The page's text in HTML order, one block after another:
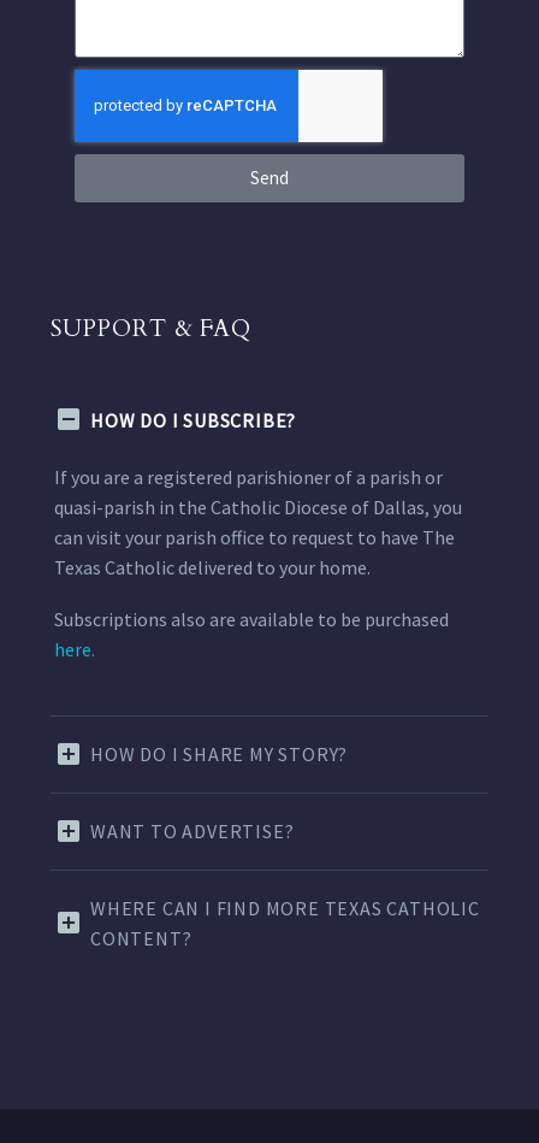
Send
SUPPORT & FAQ
HOW DO I SUBSCRIBE?
If you are a registered parishioner of a parish or
quasi-parish in the Catholic Diocese of Dallas, you
can visit your parish office to request to have The
Texas Catholic delivered to your home.
Subscriptions also are available to be purchased
here.
HOW DO I SHARE MY STORY?
WANT TO ADVERTISE?
WHERE CAN I FIND MORE TEXAS CATHOLIC
CONTENT?